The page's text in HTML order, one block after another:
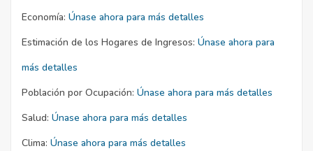
Economía: Únase ahora para más detalles
Estimación de los Hogares de Ingresos: Únase ahora para
más detalles
Población por Ocupación: Únase ahora para más detalles
Salud: Únase ahora para más detalles
Clima: Únase ahora para más detalles